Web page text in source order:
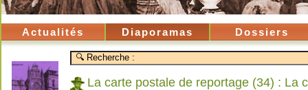
Actualités Diaporamas Dossiers
La carte postale de reportage (34) : La